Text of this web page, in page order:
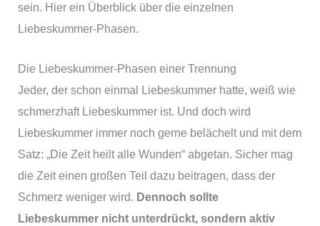
sein. Hier ein Überblick über die einzelnen
Liebeskummer-Phasen.
Die Liebeskummer-Phasen einer Trennung
Jeder, der schon einmal Liebeskummer hatte, weiß wie
schmerzhaft Liebeskummer ist. Und doch wird
Liebeskummer immer noch gerne belächelt und mit dem
Satz: „Die Zeit heilt alle Wunden“ abgetan. Sicher mag
die Zeit einen großen Teil dazu beitragen, dass der
Schmerz weniger wird. Dennoch sollte
Liebeskummer nicht unterdrückt, sondern aktiv